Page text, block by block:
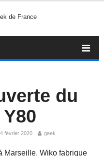
du
février 2020 geek
Marseille, Wiko fabrique